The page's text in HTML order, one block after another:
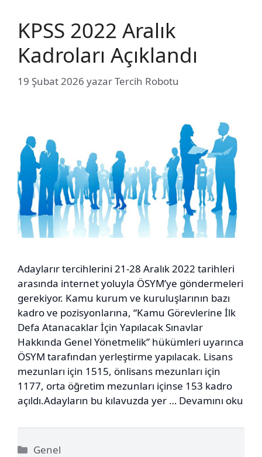
KPSS 2022 Aralık
Kadroları Açıklandı
19 Şubat 2026 yazarTercih Robotu
Adaylarır tercihlerini 21-28 Aralık 2022 tarihleri
arasında internet yoluyla ÖSYM’ye göndermeleri
gerekiyor. Kamu kurum ve kuruluşlarının bazı
kadro ve pozisyonlarına, “Kamu Görevlerine İlk
Defa Atanacaklar İçin Yapılacak Sınavlar
Hakkında Genel Yönetmelik” hükümleri uyarınca
ÖSYM tarafından yerleştirme yapılacak. Lisans
mezunları için 1515, önlisans mezunları için
1177, orta öğretim mezunları içinse 153 kadro
açıldı.Adayların bu kılavuzda yer … Devamını oku
Kategoriler
Genel